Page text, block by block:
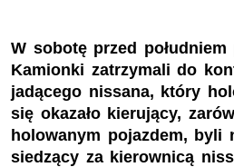
W sobotę przed
Kamionki zatrzymali do
jadącego nissana, który
się okazało kierujący,
holowanym pojazdem, byli
siedzący za kierownicą